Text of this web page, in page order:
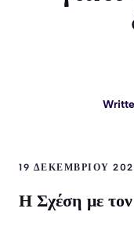
19 ΔΕΚΕΜΒΡΊΟΥ
Η Σχέση με